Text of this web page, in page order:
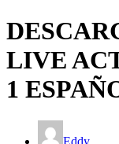
LIVE
1